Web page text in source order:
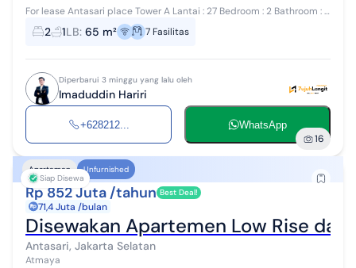
For lease Antasari place Tower A Lantai : 27 Bedroom : 2 Bathroom : 1
Size : 65sqm Full furnished
2 1LB: 65 m² 7 Fasilitas
Diperbarui 3 minggu yang lalu oleh
Imaduddin Hariri
+628212... WhatsApp
16
Siap Disewa
Apartemen Unfurnished
Rp 852 Juta /tahun Best Deal!
71,4 Juta /bulan
Disewakan Apartemen Low Rise dan
Antasari, Jakarta Selatan
Atmaya